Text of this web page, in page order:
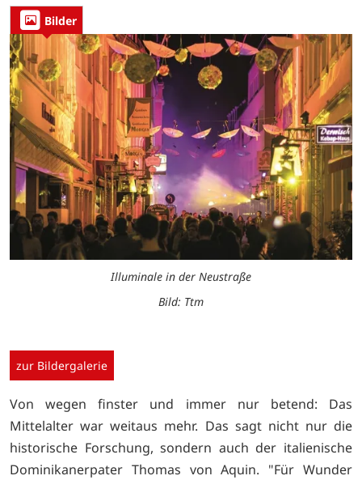
Bilder
Illuminale in der Neustraße
Bild: Ttm
zur Bildergalerie
Von wegen finster und immer nur betend: Das
Mittelalter war weitaus mehr. Das sagt nicht nur die
historische Forschung, sondern auch der italienische
Dominikanerpater Thomas von Aquin. "Für Wunder